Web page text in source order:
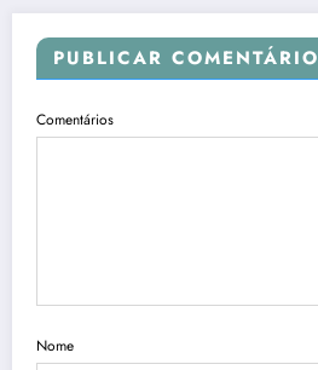
PUBLICAR COMENTÁRIO
Comentários
Nome